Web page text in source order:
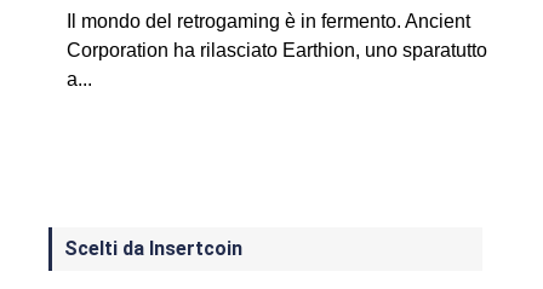
Il mondo del retrogaming è in fermento. Ancient
Corporation ha rilasciato Earthion, uno sparatutto
a...
Scelti da Insertcoin